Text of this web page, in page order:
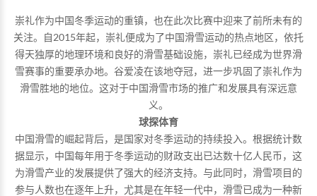
崇礼作为中国冬季运动的重镇，也在此次比赛中迎来了前所未有的
关注。自2015年起，崇礼便成为了中国滑雪运动的热点地区，依托
得天独厚的地理环境和良好的滑雪基础设施，崇礼已经成为世界滑
雪赛事的重要承办地。谷爱凌在该地夺冠，进一步巩固了崇礼作为
滑雪胜地的地位。这对于中国滑雪市场的推广和发展具有深远意
义。
球探体育
中国滑雪的崛起背后，是国家对冬季运动的持续投入。根据统计数
据显示，中国每年用于冬季运动的财政支出已达数十亿人民币，这
为滑雪产业的发展提供了强大的经济支持。与此同时，滑雪项目的
参与人数也在逐年上升，尤其是在年轻一代中，滑雪已成为一种新